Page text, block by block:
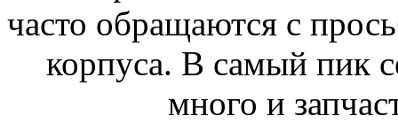
часто обращаются с
корпуса. В самый пик
много и